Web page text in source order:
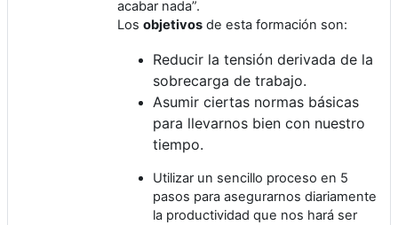
acabar nada”.
Los objetivos de esta formación son:
Reducir la tensión derivada de la
sobrecarga de trabajo.
Asumir ciertas normas básicas
para llevarnos bien con nuestro
tiempo.
Utilizar un sencillo proceso en 5
pasos para asegurarnos diariamente
la productividad que nos hará ser